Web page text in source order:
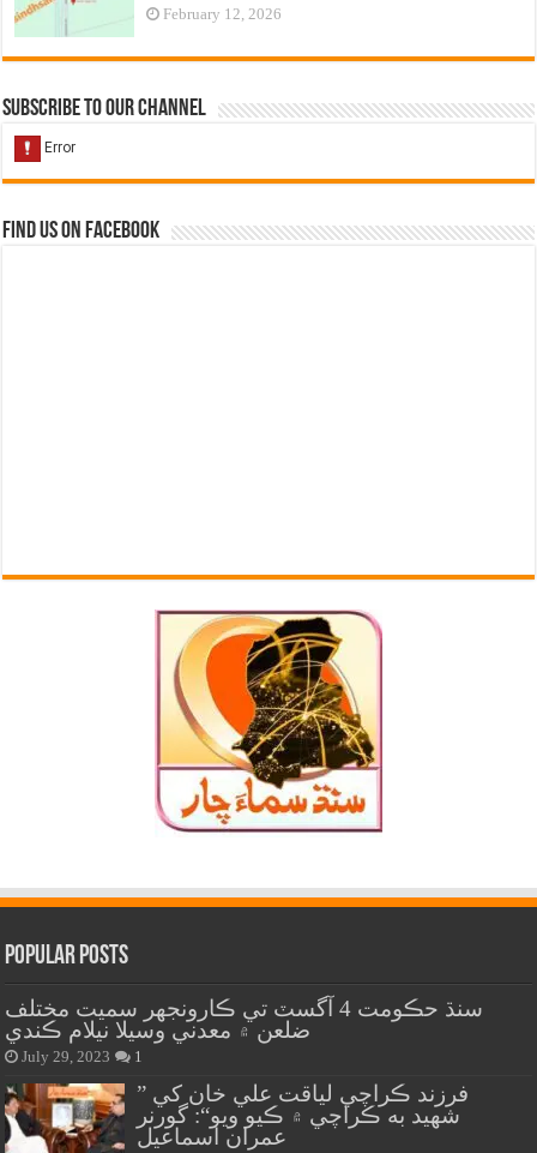
February 12, 2026
Subscribe to our Channel
Find us on Facebook
Popular Posts
سنڌ حڪومت 4 آگسٽ تي ڪارونجهر سميت مختلف
ضلعن ۾ معدني وسيلا نيلام ڪندي
July 29, 2023 1
” فرزند ڪراچي لياقت علي خان کي
شهيد به ڪراچي ۾ ڪيو ويو“: گورنر
عمران اسماعيل